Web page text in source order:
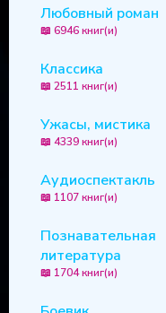
Любовный роман
📖 6946 книг(и)
Классика
📖 2511 книг(и)
Ужасы, мистика
📖 4339 книг(и)
Аудиоспектакль
📖 1107 книг(и)
Познавательная
литература
📖 1704 книг(и)